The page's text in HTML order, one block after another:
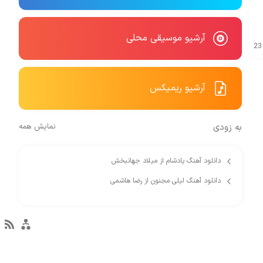
23
آرشیو موسیقی محلی
آرشیو ریمیکس
به زودی نمایش همه
دانلود آهنگ یادشام از میلاد جهانبخش
دانلود آهنگ لیلی مجنون از رضا هاشمی